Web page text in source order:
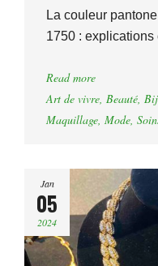
La couleur
1750 : explications
Read more
Art de vivre, Beauté,
Maquillage, Mode,
Jan
05
2024